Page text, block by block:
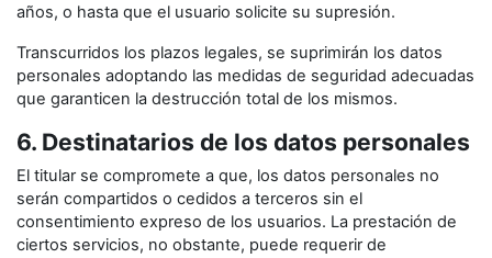
años, o hasta que el usuario solicite su supresión.
Transcurridos los plazos legales, se suprimirán los datos
personales adoptando las medidas de seguridad adecuadas
que garanticen la destrucción total de los mismos.
6. Destinatarios de los datos personales
El titular se compromete a que, los datos personales no
serán compartidos o cedidos a terceros sin el
consentimiento expreso de los usuarios. La prestación de
ciertos servicios, no obstante, puede requerir de